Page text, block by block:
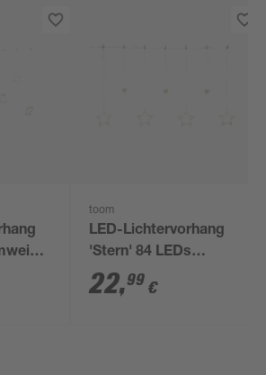
toom
LED-Lichtervorhang
'Stern' 84 LEDs
warmweiß 120 cm
22,99 €